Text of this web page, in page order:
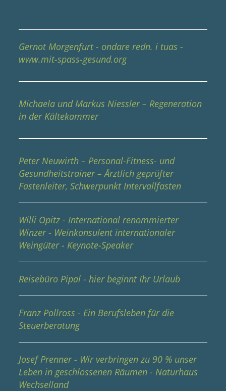
Gernot Morgenfurt - ondare redn. i tuas -
www.mit-spass-gesund.org
Michaela und Markus Niessler – Regeneration
in der Kältekammer
Peter Neuwirth – Personal-Fitness- und
Gesundheitstrainer – Ärztlich geprüfter
Fastenleiter, Schwerpunkt Intervallfasten
Willi Opitz - International renommierter
Winzer - Weinkonsulent internationaler
Weingüter - Keynote-Speaker
Reisebüro Pipal - hier beginnt Ihr Urlaub
Franz Pollross - Ein Berufsleben für die
Steuerberatung
Josef Prenner - Wir verbringen zu 90 % unser
Leben in geschlossenen Räumen - Naturhaus
Wechselland